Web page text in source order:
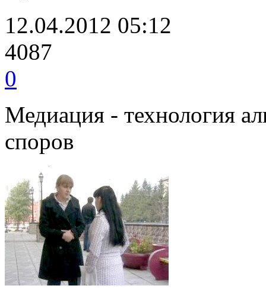
12.04.2012 05:12
4087
0
Медиация - технология
споров